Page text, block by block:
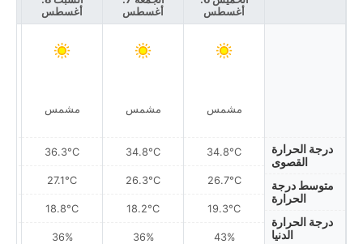
درجة الحرارة
القصوى
متوسط درجة
الحرارة
درجة الحرارة
الدنيا
أغسطس
مشمس
34.8°C
26.7°C
19.3°C
43%
أغسطس
مشمس
34.8°C
26.3°C
18.2°C
36%
أغسطس
مشمس
36.3°C
27.1°C
18.8°C
36%